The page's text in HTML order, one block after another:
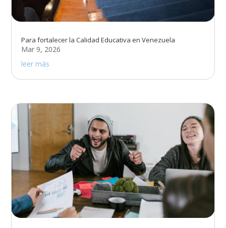
Para fortalecer la Calidad Educativa en Venezuela
Mar 9, 2026
leer más